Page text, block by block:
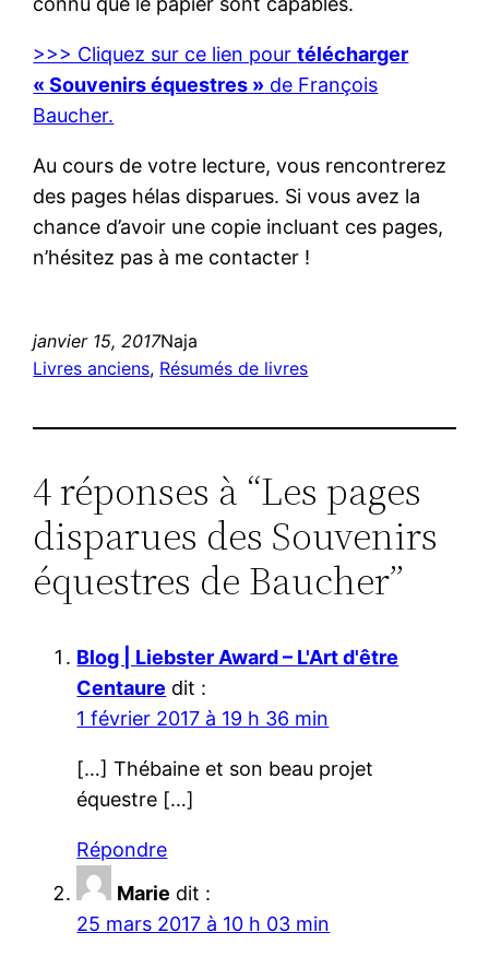
>>> Cliquez sur ce lien pourtélécharger
« Souvenirs équestres » de François
Baucher.
Au cours de votre lecture, vous rencontrerez
des pages hélas disparues. Si vous avez la
chance d’avoir une copie incluant ces pages,
n’hésitez pas à me contacter !
janvier 15, 2017Naja
Livres anciens, Résumés de livres
4 réponses à “Les pages
disparues des Souvenirs
équestres de Baucher”
Blog | Liebster Award – L'Art d'être
Centaure dit :
1 février 2017 à 19 h 36 min
[…] Thébaine et son beau projet
équestre […]
Répondre
Marie dit :
25 mars 2017 à 10 h 03 min